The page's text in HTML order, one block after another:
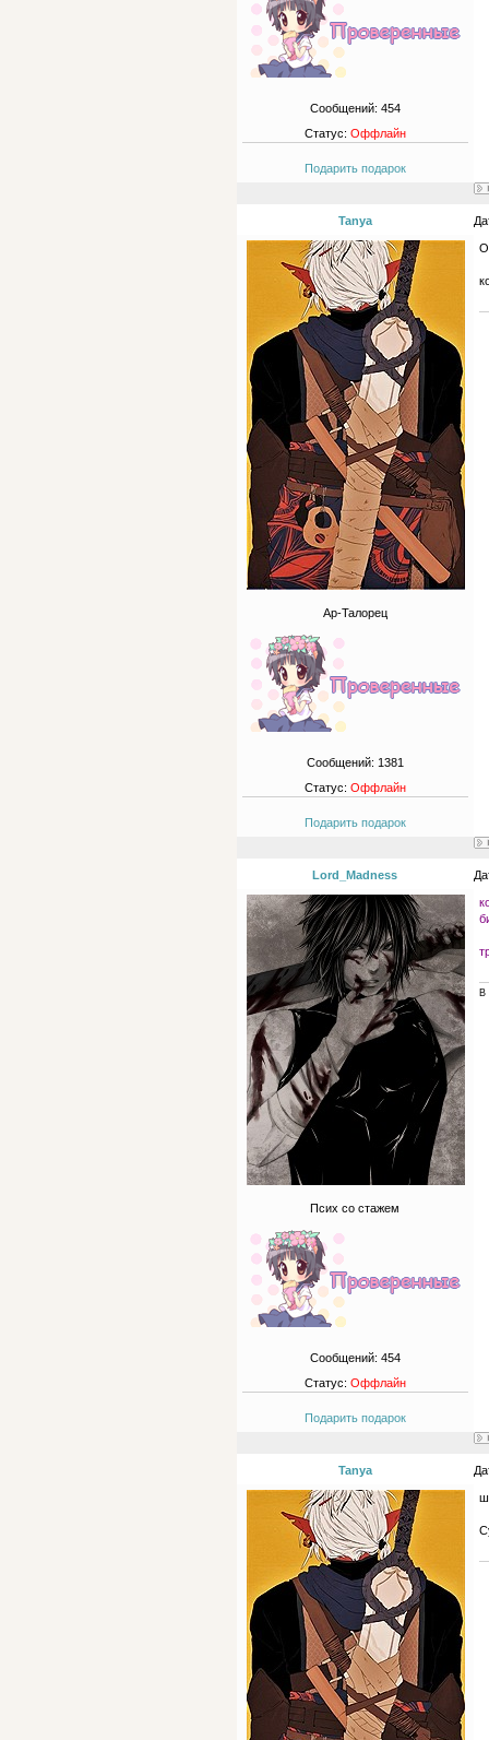
Сообщений: 454
Статус: Оффлайн
Подарить подарок
Tanya
Ар-Талорец
Сообщений: 1381
Статус: Оффлайн
Подарить подарок
Lord_Madness
Псих со стажем
Сообщений: 454
Статус: Оффлайн
Подарить подарок
В
Tanya